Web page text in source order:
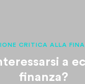
CRITICA ALLA
a
finanza?